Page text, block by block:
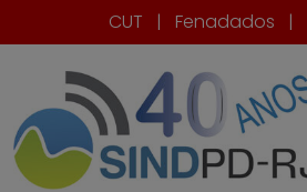
CUT | Fenadados |